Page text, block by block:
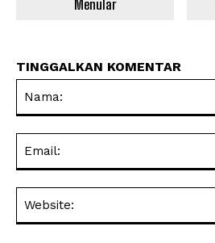
Menular
TINGGALKAN KOMENTAR